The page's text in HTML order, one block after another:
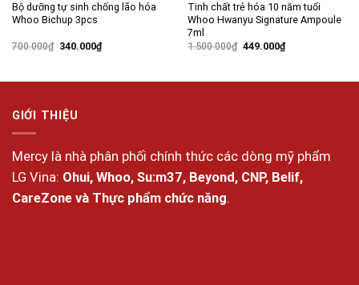
Bộ dưỡng tự sinh chống lão hóa
Whoo Bichup 3pcs
700.000₫ Giá
340.000₫Giá
hiện
340.000₫.
Tinh chất trẻ hóa 10 năm tuổi
Whoo Hwanyu Signature Ampoule
7ml
1.500.000₫ Giá
449.000₫Giá
hiện
449.000₫.
GIỚI THIỆU
Mercy là nhà phân phối chính thức các dòng mỹ phẩm
LG Vina: Ohui, Whoo, Su:m37, Beyond, CNP, Belif,
CareZone và Thực phẩm chức năng.